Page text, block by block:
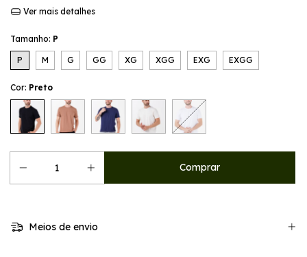
Ver mais detalhes
Tamanho: P
P M G GG XG XGG EXG EXGG
Cor: Preto
Meios de envio